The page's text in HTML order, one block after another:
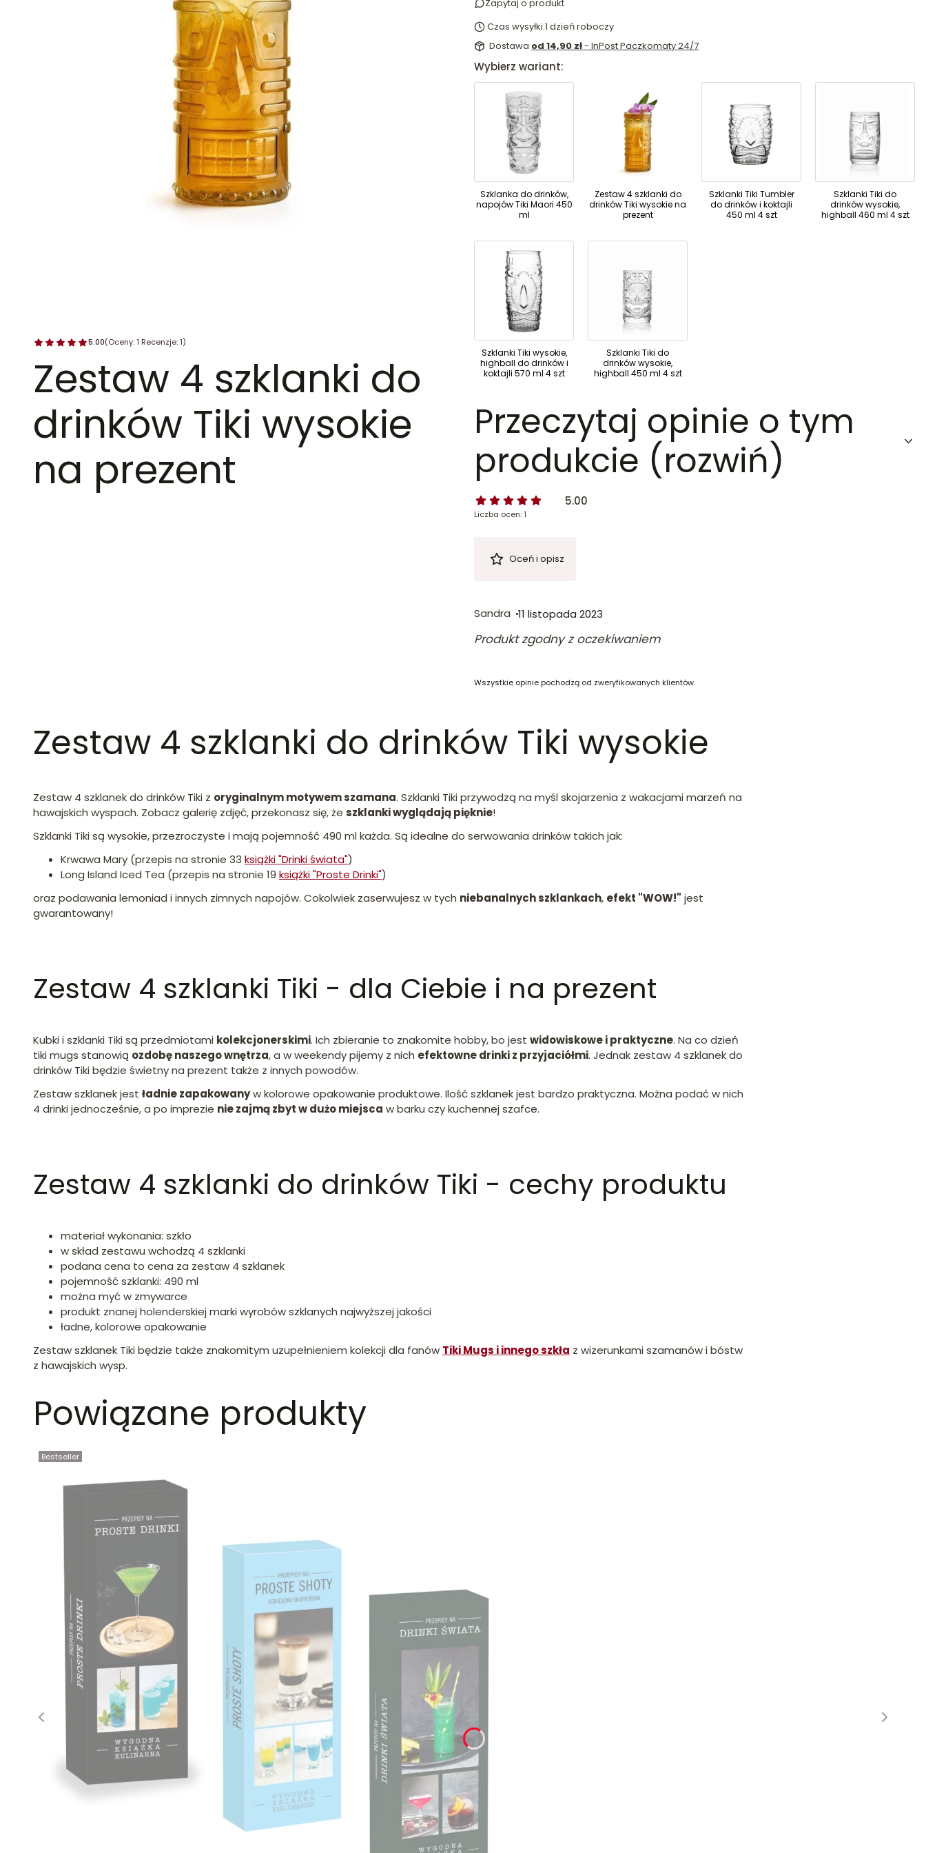
5.00(Oceny: 1 Recenzje: 1)
Zestaw 4 szklanki do
drinków Tiki wysokie
na prezent
Zapytaj o produkt
Czas wysyłki:1 dzień roboczy
Dostawa od 14,90 zł- InPost Paczkomaty 24/7
Wybierz wariant:
Szklanka do drinków,
napojów Tiki Maori 450
ml
Zestaw 4 szklanki do
drinków Tiki wysokie na
prezent
Szklanki Tiki Tumbler
do drinków i koktajli
450 ml 4 szt
Szklanki Tiki do
drinków wysokie,
highball 460 ml 4 szt
Szklanki Tiki wysokie,
highball do drinków i
koktajli 570 ml 4 szt
Szklanki Tiki do
drinków wysokie,
highball 450 ml 4 szt
Przeczytaj opinie o tym
produkcie (rozwiń)
5.00
Liczba ocen: 1
Oceń i opisz
Sandra 11 listopada 2023
Produkt zgodny z oczekiwaniem
Wszystkie opinie pochodzą od zweryfikowanych klientów.
Zestaw 4 szklanki do drinków Tiki wysokie
Zestaw 4 szklanek do drinków Tiki z oryginalnym motywem szamana. Szklanki Tiki przywodzą na myśl skojarzenia z wakacjami marzeń na
hawajskich wyspach. Zobacz galerię zdjęć, przekonasz się, że szklanki wyglądają pięknie!
Szklanki Tiki są wysokie, przezroczyste i mają pojemność 490 ml każda. Są idealne do serwowania drinków takich jak:
Krwawa Mary (przepis na stronie 33 książki "Drinki świata")
Long Island Iced Tea (przepis na stronie 19 książki "Proste Drinki")
oraz podawania lemoniad i innych zimnych napojów. Cokolwiek zaserwujesz w tych niebanalnych szklankach, efekt "WOW!" jest
gwarantowany!
Zestaw 4 szklanki Tiki - dla Ciebie i na prezent
Kubki i szklanki Tiki są przedmiotami kolekcjonerskimi. Ich zbieranie to znakomite hobby, bo jest widowiskowe i praktyczne. Na co dzień
tiki mugs stanowią ozdobę naszego wnętrza, a w weekendy pijemy z nich efektowne drinki z przyjaciółmi. Jednak zestaw 4 szklanek do
drinków Tiki będzie świetny na prezent także z innych powodów.
Zestaw szklanek jest ładnie zapakowanyw kolorowe opakowanie produktowe. Ilość szklanek jest bardzo praktyczna. Można podać w nich
4 drinki jednocześnie, a po imprezie nie zajmą zbyt w dużo miejsca w barku czy kuchennej szafce.
Zestaw 4 szklanki do drinków Tiki - cechy produktu
materiał wykonania: szkło
w skład zestawu wchodzą 4 szklanki
podana cena to cena za zestaw 4 szklanek
pojemność szklanki: 490 ml
można myć w zmywarce
produkt znanej holenderskiej marki wyrobów szklanych najwyższej jakości
ładne, kolorowe opakowanie
Zestaw szklanek Tiki będzie także znakomitym uzupełnieniem kolekcji dla fanów Tiki Mugs i innego szkła z wizerunkami szamanów i bóstw
z hawajskich wysp.
Powiązane produkty
Bestseller